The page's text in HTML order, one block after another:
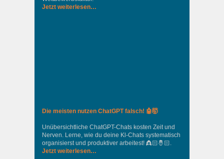
Jetzt weiterlesen…
Die meisten nutzen ChatGPT falsch! 🤖🤯
Unübersichtliche ChatGPT-Chats kosten Zeit und
Nerven. Lerne, wie du deine Kl-Chats systematisch
organisierst und produktiver arbeitest! 👸🏻🤴🏻.
Jetzt weiterlesen…